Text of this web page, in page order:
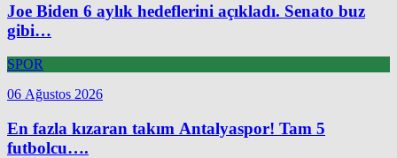
Joe Biden 6 aylık hedeflerini açıkladı. Senato buz
gibi…
SPOR
06 Ağustos 2026
En fazla kızaran takım Antalyaspor! Tam 5
futbolcu….